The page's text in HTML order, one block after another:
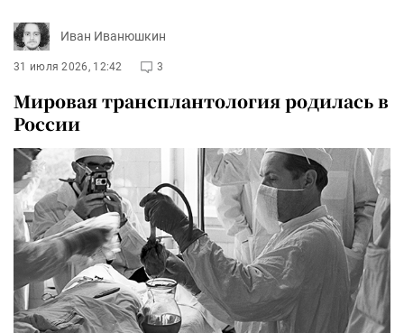
Иван Иванюшкин
31 июля 2026, 12:42 3
Мировая трансплантология родилась в
России